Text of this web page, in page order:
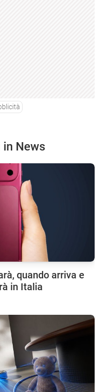
News
quando arriva e
in Italia